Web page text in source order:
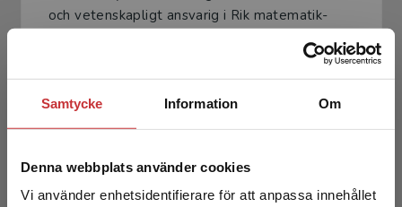
Samtycke Information Om
Denna webbplats använder cookies
Vi använder enhetsidentifierare för att anpassa innehållet
och vetenskapligt ansvarig i Rik matematik-